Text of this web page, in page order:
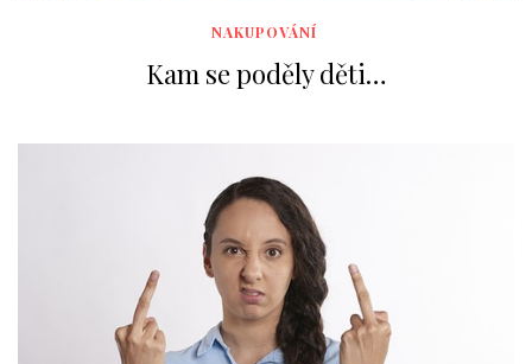
NAKUPOVÁNÍ
Kam se poděly děti…